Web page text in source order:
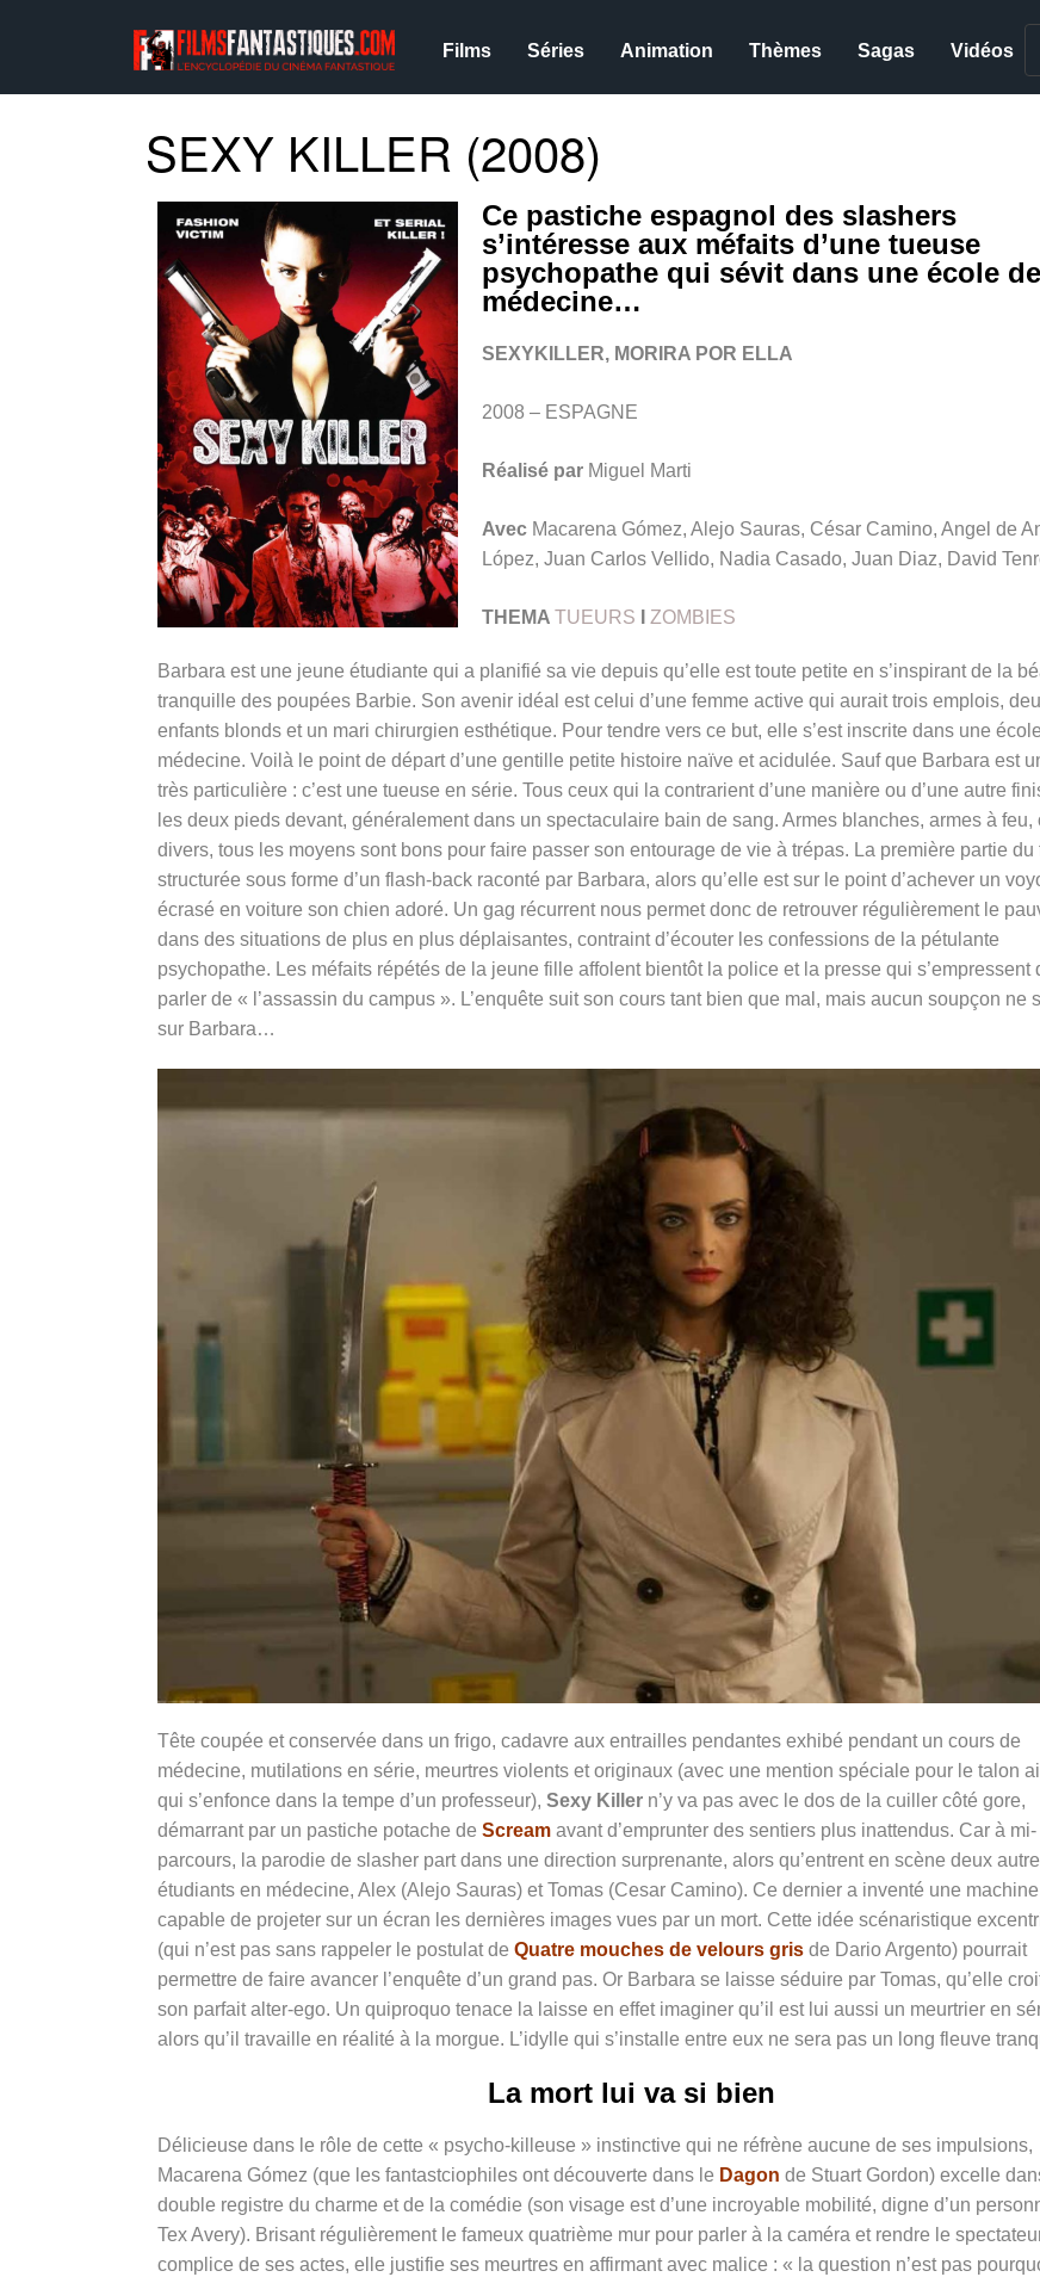
Films Séries Animation Thèmes Sagas Vidéos
SEXY KILLER (2008)
Ce pastiche espagnol des slashers
s’intéresse aux méfaits d’une tueuse
psychopathe qui sévit dans une école de
médecine…
SEXYKILLER, MORIRA POR ELLA
2008 – ESPAGNE
Réalisé par Miguel Marti
Avec Macarena Gómez, Alejo Sauras, César Camino, Angel de
López, Juan Carlos Vellido, Nadia Casado, Juan Diaz, David
THEMA TUEURS ZOMBIES
Barbara est une jeune étudiante qui a planifié sa vie depuis qu’elle est toute petite en s’inspirant de la
tranquille des poupées Barbie. Son avenir idéal est celui d’une femme active qui aurait trois emplois,
enfants blonds et un mari chirurgien esthétique. Pour tendre vers ce but, elle s’est inscrite dans une
médecine. Voilà le point de départ d’une gentille petite histoire naïve et acidulée. Sauf que Barbara est
très particulière : c’est une tueuse en série. Tous ceux qui la contrarient d’une manière ou d’une autre
les deux pieds devant, généralement dans un spectaculaire bain de sang. Armes blanches, armes à feu,
divers, tous les moyens sont bons pour faire passer son entourage de vie à trépas. La première partie du
structurée sous forme d’un flash-back raconté par Barbara, alors qu’elle est sur le point d’achever un
écrasé en voiture son chien adoré. Un gag récurrent nous permet donc de retrouver régulièrement le
dans des situations de plus en plus déplaisantes, contraint d’écouter les confessions de la pétulante
psychopathe. Les méfaits répétés de la jeune fille affolent bientôt la police et la presse qui s’empressent
parler de « l’assassin du campus ». L’enquête suit son cours tant bien que mal, mais aucun soupçon ne
sur Barbara…
Tête coupée et conservée dans un frigo, cadavre aux entrailles pendantes exhibé pendant un cours de
médecine, mutilations en série, meurtres violents et originaux (avec une mention spéciale pour le talon
qui s’enfonce dans la tempe d’un professeur), Sexy Killer n’y va pas avec le dos de la cuiller côté gore,
démarrant par un pastiche potache de Scream avant d’emprunter des sentiers plus inattendus. Car à mi-
parcours, la parodie de slasher part dans une direction surprenante, alors qu’entrent en scène deux
étudiants en médecine, Alex (Alejo Sauras) et Tomas (Cesar Camino). Ce dernier a inventé une machine
capable de projeter sur un écran les dernières images vues par un mort. Cette idée scénaristique
(qui n’est pas sans rappeler le postulat de Quatre mouches de velours gris de Dario Argento) pourrait
permettre de faire avancer l’enquête d’un grand pas. Or Barbara se laisse séduire par Tomas, qu’elle
son parfait alter-ego. Un quiproquo tenace la laisse en effet imaginer qu’il est lui aussi un meurtrier en
alors qu’il travaille en réalité à la morgue. L’idylle qui s’installe entre eux ne sera pas un long fleuve
La mort lui va si bien
Délicieuse dans le rôle de cette « psycho-killeuse » instinctive qui ne réfrène aucune de ses impulsions,
Macarena Gómez (que les fantastciophiles ont découverte dans le Dagon de Stuart Gordon) excelle
double registre du charme et de la comédie (son visage est d’une incroyable mobilité, digne d’un
Tex Avery). Brisant régulièrement le fameux quatrième mur pour parler à la caméra et rendre le
complice de ses actes, elle justifie ses meurtres en affirmant avec malice : « la question n’est pas